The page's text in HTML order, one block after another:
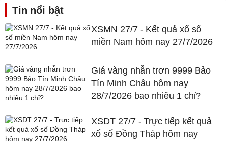
Tin nổi bật
XSMN 27/7 - Kết quả xổ số
miền Nam hôm nay 27/7/2026
Giá vàng nhẫn trơn 9999 Bảo
Tín Minh Châu hôm nay
28/7/2026 bao nhiêu 1 chỉ?
XSDT 27/7 - Trực tiếp kết quả
xổ số Đồng Tháp hôm nay